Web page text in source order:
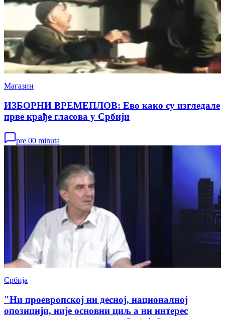
Магазин
ИЗБОРНИ ВРЕМЕПЛОВ: Ево како су изгледале
прве крађе гласова у Србији
pre 00 minuta
Србија
"Ни проевропској ни десној, националној
опозицији, није основни циљ а ни интерес